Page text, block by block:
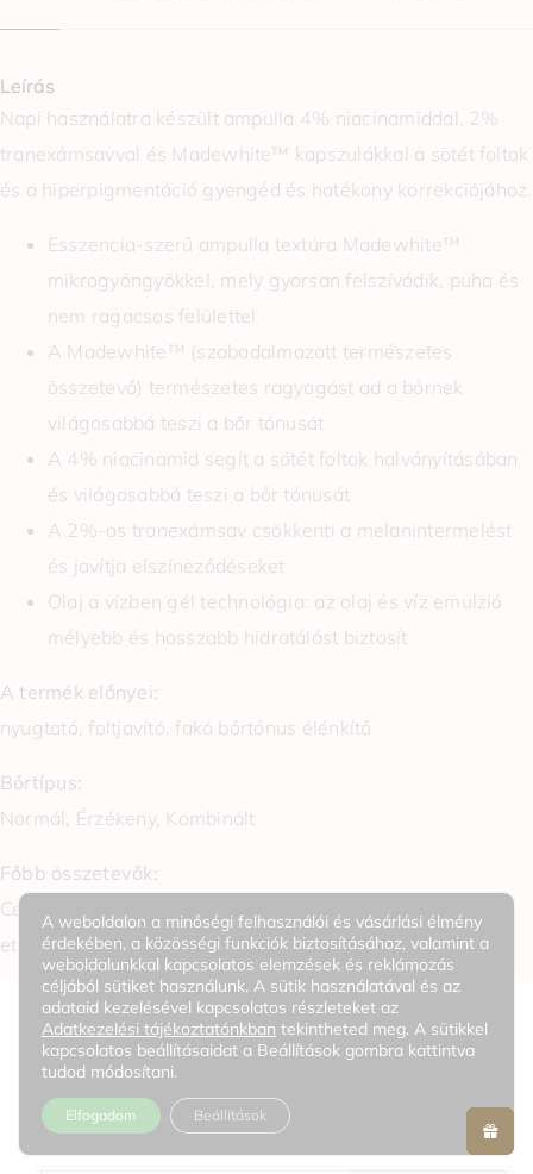
Leírás
Napi használatra készült ampulla 4% niacinamiddal, 2%
tranexámsavval és Madewhite™ kapszulákkal a sötét foltok
és a hiperpigmentáció gyengéd és hatékony korrekciójához.
Esszencia-szerű ampulla textúra Madewhite™
mikrogyöngyökkel, mely gyorsan felszívódik, puha és
nem ragacsos felülettel
A Madewhite™ (szabadalmazott természetes
összetevő) természetes ragyogást ad a bőrnek
világosabbá teszi a bőr tónusát
A 4% niacinamid segít a sötét foltok halványításában
és világosabbá teszi a bőr tónusát
A 2%-os tranexámsav csökkenti a melanintermelést
és javítja elszíneződéseket
Olaj a vízben gél technológia: az olaj és víz emulzió
mélyebb és hosszabb hidratálást biztosít
A termék előnyei:
nyugtató, foltjavító, fakó bőrtónus élénkítő
Bőrtípus:
Normál, Érzékeny, Kombinált
Főbb összetevők:
Centella Asiatica kivonat, niacinamid, tranexámsav, 3-O-
etil-aszkorbinsav, madecassoside
A weboldalon a minőségi felhasználói és vásárlási élmény
érdekében, a közösségi funkciók biztosításához, valamint a
weboldalunkkal kapcsolatos elemzések és reklámozás
céljából sütiket használunk. A sütik használatával és az
adataid kezelésével kapcsolatos részleteket az
Adatkezelési tájékoztatónkban tekintheted meg. A sütikkel
kapcsolatos beállításaidat a Beállítások gombra kattintva
tudod módosítani.
Elfogadom Beállítások